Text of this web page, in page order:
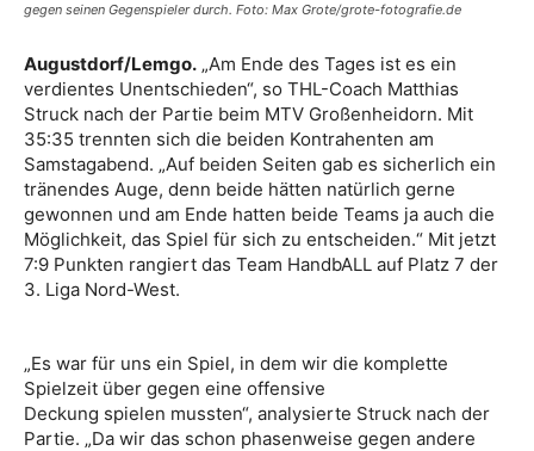
gegen seinen Gegenspieler durch. Foto: Max Grote/grote-fotografie.de
Augustdorf/Lemgo. „Am Ende des Tages ist es ein
verdientes Unentschieden“, so THL-Coach Matthias
Struck nach der Partie beim MTV Großenheidorn. Mit
35:35 trennten sich die beiden Kontrahenten am
Samstagabend. „Auf beiden Seiten gab es sicherlich ein
tränendes Auge, denn beide hätten natürlich gerne
gewonnen und am Ende hatten beide Teams ja auch die
Möglichkeit, das Spiel für sich zu entscheiden.“ Mit jetzt
7:9 Punkten rangiert das Team HandbALL auf Platz 7 der
3. Liga Nord-West.
„Es war für uns ein Spiel, in dem wir die komplette
Spielzeit über gegen eine offensive
Deckung spielen mussten“, analysierte Struck nach der
Partie. „Da wir das schon phasenweise gegen andere